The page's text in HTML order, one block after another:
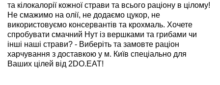
та кілокалорії кожної страви та всього раціону в цілому!
Не смажимо на олії, не додаємо цукор, не
використовуємо консервантів та крохмаль. Хочете
спробувати смачний Нут із вершками та грибами чи
інші наші страви? - Виберіть та замовте раціон
харчування з доставкою у м. Київ спеціально для
Ваших цілей від 2DO.EAT!